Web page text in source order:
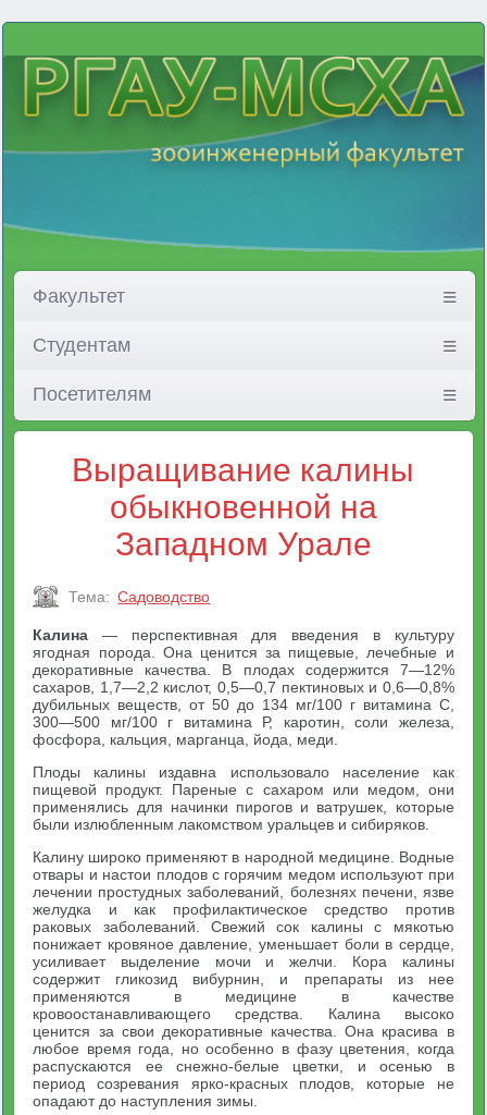
Факультет
Студентам
Посетителям
Выращивание калины
обыкновенной на
Западном Урале
Тема: Садоводство
Калина — перспективная для введения в культуру
ягодная порода. Она ценится за пищевые, лечебные и
декоративные качества. В плодах содержится 7—12%
сахаров, 1,7—2,2 кислот, 0,5—0,7 пектиновых и 0,6—0,8%
дубильных веществ, от 50 до 134 мг/100 г витамина С,
300—500 мг/100 г витамина Р, каротин, соли железа,
фосфора, кальция, марганца, йода, меди.
Плоды калины издавна использовало население как
пищевой продукт. Пареные с сахаром или медом, они
применялись для начинки пирогов и ватрушек, которые
были излюбленным лакомством уральцев и сибиряков.
Калину широко применяют в народной медицине. Водные
отвары и настои плодов с горячим медом используют при
лечении простудных заболеваний, болезнях печени, язве
желудка и как профилактическое средство против
раковых заболеваний. Свежий сок калины с мякотью
понижает кровяное давление, уменьшает боли в сердце,
усиливает выделение мочи и желчи. Кора калины
содержит гликозид вибурнин, и препараты из нее
применяются в медицине в качестве
кровоостанавливающего средства. Калина высоко
ценится за свои декоративные качества. Она красива в
любое время года, но особенно в фазу цветения, когда
распускаются ее снежно-белые цветки, и осенью в
период созревания ярко-красных плодов, которые не
опадают до наступления зимы.